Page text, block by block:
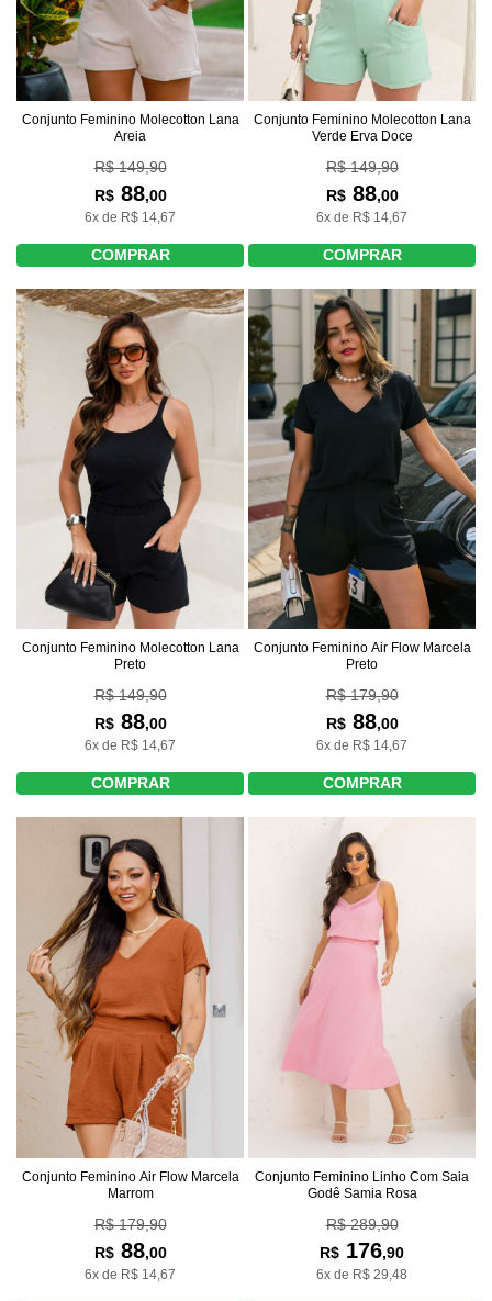
Conjunto Feminino Molecotton Lana
Areia
R$ 149,90
R$88,00
6x de R$ 14,67
COMPRAR
Conjunto Feminino Molecotton Lana
Verde Erva Doce
R$ 149,90
R$88,00
6x de R$ 14,67
COMPRAR
Conjunto Feminino Molecotton Lana
Preto
R$ 149,90
R$88,00
6x de R$ 14,67
COMPRAR
Conjunto Feminino Air Flow Marcela
Preto
R$ 179,90
R$88,00
6x de R$ 14,67
COMPRAR
Conjunto Feminino Air Flow Marcela
Marrom
R$ 179,90
R$88,00
6x de R$ 14,67
Conjunto Feminino Linho Com Saia
Godê Samia Rosa
R$ 289,90
R$ 176,90
6x de R$ 29,48